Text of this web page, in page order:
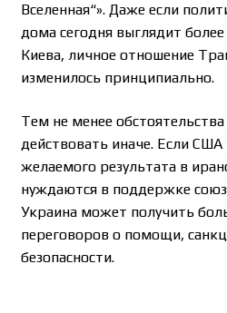
Вселенная“». Даже если
дома сегодня выглядит
Киева, личное отношение
изменилось принципиально.
Тем не менее обстоятельства
действовать иначе. Если США
желаемого результата в
нуждаются в поддержке
Украина может получить
переговоров о помощи,
безопасности.